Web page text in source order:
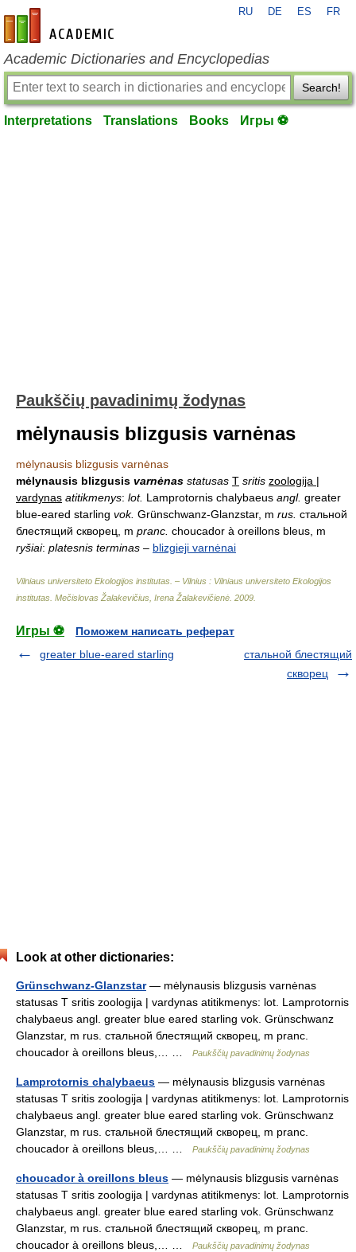
en-academic.com
RU DE ES FR
Academic Dictionaries and Encyclopedias
Search!
Interpretations Translations Books Игры ⚽
Paukščių pavadinimų žodynas
mėlynausis blizgusis varnėnas
mėlynausis blizgusis varnėnas
mėlynausis blizgusis varnėnas statusas T sritis zoologija |
vardynas atitikmenys: lot. Lamprotornis chalybaeus angl. greater
blue-eared starling vok. Grünschwanz-Glanzstar, m rus. стальной
блестящий скворец, m pranc. choucador à oreillons bleus, m
ryšiai: platesnis terminas – blizgieji varnėnai
Vilniaus universiteto Ekologijos institutas. – Vilnius : Vilniaus universiteto Ekologijos
institutas Mečislovas Žalakevičius, Irena Žalakevičienė 2009
Игры ⚽
Поможем написать реферат
greater blue-eared starling
стальной блестящий
скворец
Look at other dictionaries:
Grünschwanz-Glanzstar— mėlynausis blizgusis varnėnas
statusas T sritis zoologija | vardynas atitikmenys: lot. Lamprotornis
chalybaeus angl. greater blue eared starling vok. Grünschwanz
Glanzstar, m rus. стальной блестящий скворец, m pranc.
choucador à oreillons bleus,… …
Paukščių pavadinimų žodynas
Lamprotornis chalybaeus — mėlynausis blizgusis varnėnas
statusas T sritis zoologija | vardynas atitikmenys: lot. Lamprotornis
chalybaeus angl. greater blue eared starling vok. Grünschwanz
Glanzstar, m rus. стальной блестящий скворец, m pranc.
choucador à oreillons bleus,… …
Paukščių pavadinimų žodynas
choucador à oreillons bleus — mėlynausis blizgusis varnėnas
statusas T sritis zoologija | vardynas atitikmenys: lot. Lamprotornis
chalybaeus angl. greater blue eared starling vok. Grünschwanz
Glanzstar, m rus. стальной блестящий скворец, m pranc.
choucador à oreillons bleus,… …
Paukščių pavadinimų žodynas